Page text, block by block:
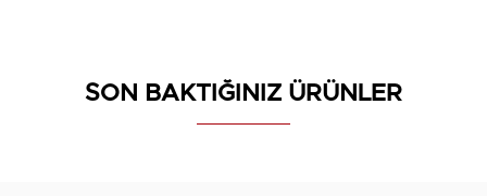
SON BAKTIĞINIZ ÜRÜNLER